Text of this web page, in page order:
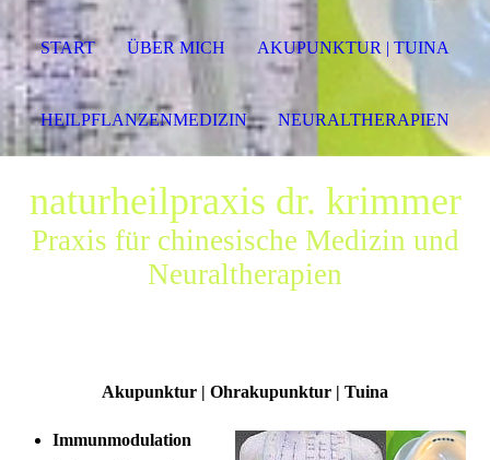
naturheilpraxis dr. krimmer
Praxis für chinesische Medizin und
Neuraltherapien
Akupunktur | Ohrakupunktur | Tuina
Immunmodulation
START ÜBER MICH AKUPUNKTUR | TUINA
HEILPFLANZENMEDIZIN NEURALTHERAPIEN